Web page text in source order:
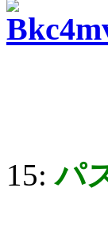
15:パ